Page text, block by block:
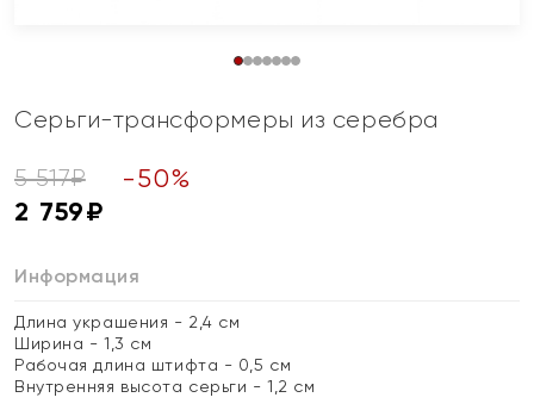
Серьги-трансформеры из серебра
5 517₽ -50%
2 759₽
Информация
Длина украшения - 2,4 см
Ширина - 1,3 см
Рабочая длина штифта - 0,5 см
Внутренняя высота серьги - 1,2 см